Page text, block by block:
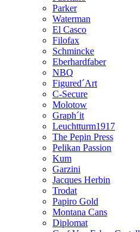
Parker
Waterman
El Casco
Filofax
Schmincke
Eberhardfaber
NBQ
Figured´Art
C-Secure
Molotow
Graph´it
Leuchtturm1917
The Pepin Press
Pelikan Passion
Kum
Garzini
Jacques Herbin
Trodat
Papiro Gold
Montana Cans
Diplomat